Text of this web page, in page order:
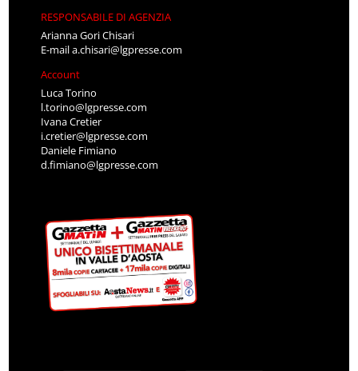
RESPONSABILE DI AGENZIA
Arianna Gori Chisari
E-maila.chisari@lgpresse.com
Account
Luca Torino
l.torino@lgpresse.com
Ivana Cretier
i.cretier@lgpresse.com
Daniele Fimiano
d.fimiano@lgpresse.com